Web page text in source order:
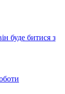
буде битися з